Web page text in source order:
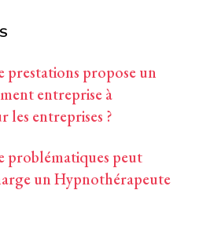
prestations propose un
entreprise à
les entreprises ?
problématiques peut
un Hypnothérapeute